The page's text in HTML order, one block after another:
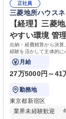
年休120日/デスクワ
整、資料作成、当日の運営サポート 学歴
力： 資格：
正社員
三菱地所ハウス
【経理】三菱
やすい環境 管
出納・経費精算から決
経験を活かして主体的に
月給
27万5000円～41
勤務地
東京都新宿区
業界未経験歓迎